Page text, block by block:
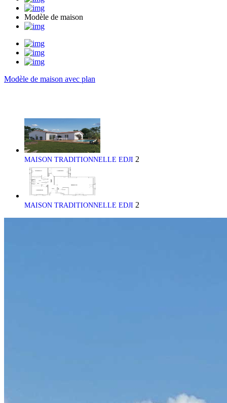
Modèle de maison
Modèle de maison avec plan
MAISON TRADITIONNELLE EDJI 2
MAISON TRADITIONNELLE EDJI 2